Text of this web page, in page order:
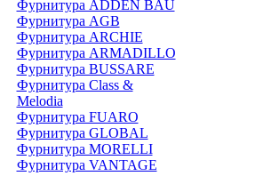
Фурнитура ADDEN BAU
Фурнитура AGB
Фурнитура ARCHIE
Фурнитура ARMADILLO
Фурнитура BUSSARE
Фурнитура Class &
Melodia
Фурнитура FUARO
Фурнитура GLOBAL
Фурнитура MORELLI
Фурнитура VANTAGE